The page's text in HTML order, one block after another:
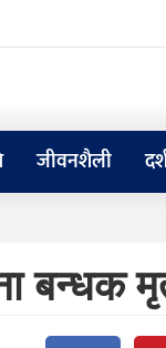
जीवनशैली
बन्धक